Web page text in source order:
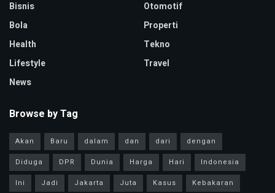
Bisnis
Bola
Health
Lifestyle
News
Otomotif
Properti
Tekno
Travel
Browse by Tag
Akan Baru dalam dan dari
dengan
Diduga
DPR Dunia Harga Hari
Indonesia
Ini
Jadi Jakarta Juta Kasus
Kebakaran